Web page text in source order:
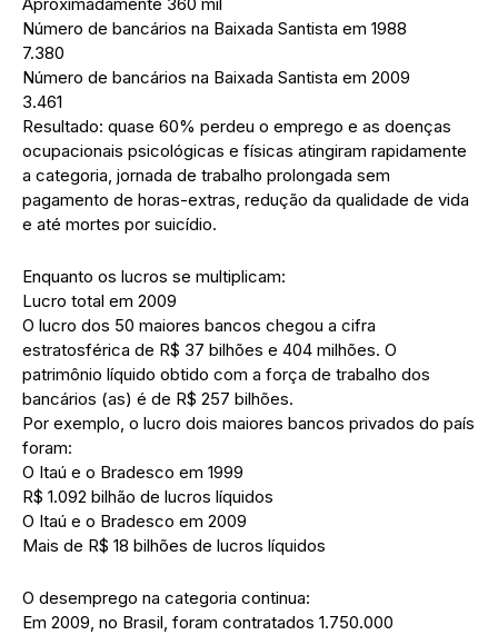
Número de bancários na Baixada Santista em 1988
7.380
Número de bancários na Baixada Santista em 2009
3.461
Resultado: quase 60% perdeu o emprego e as doenças
ocupacionais psicológicas e físicas atingiram rapidamente
a categoria, jornada de trabalho prolongada sem
pagamento de horas-extras, redução da qualidade de vida
e até mortes por suicídio.
Enquanto os lucros se multiplicam:
Lucro total em 2009
O lucro dos 50 maiores bancos chegou a cifra
estratosférica de R$ 37 bilhões e 404 milhões. O
patrimônio líquido obtido com a força de trabalho dos
bancários (as) é de R$ 257 bilhões.
Por exemplo, o lucro dois maiores bancos privados do país
foram:
O Itaú e o Bradesco em 1999
R$ 1.092 bilhão de lucros líquidos
O Itaú e o Bradesco em 2009
Mais de R$ 18 bilhões de lucros líquidos
O desemprego na categoria continua:
Em 2009, no Brasil, foram contratados 1.750.000